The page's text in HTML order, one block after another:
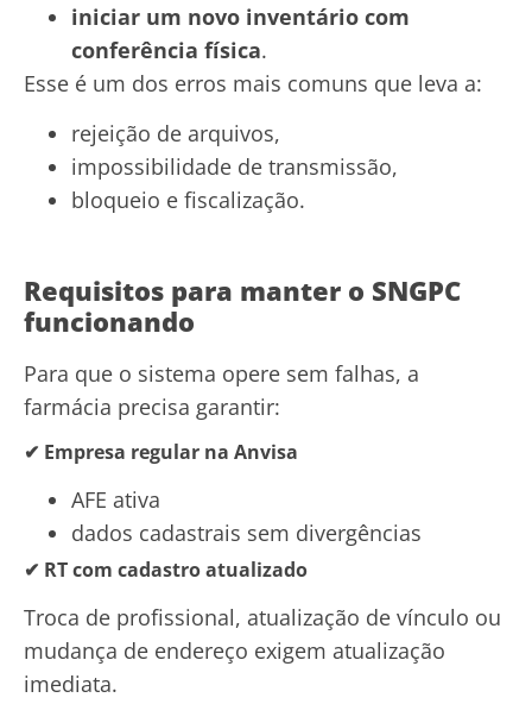
iniciar um novo inventário com
conferência física.
Esse é um dos erros mais comuns que leva a:
rejeição de arquivos,
impossibilidade de transmissão,
bloqueio e fiscalização.
Requisitos para manter o SNGPC
funcionando
Para que o sistema opere sem falhas, a
farmácia precisa garantir:
✔ Empresa regular na Anvisa
AFE ativa
dados cadastrais sem divergências
✔ RT com cadastro atualizado
Troca de profissional, atualização de vínculo ou
mudança de endereço exigem atualização
imediata.